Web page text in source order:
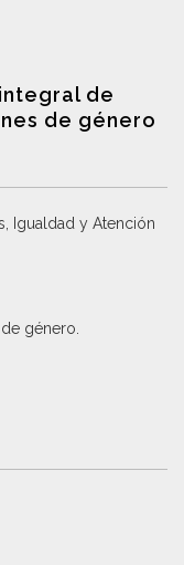
de
de género
Igualdad y Atención
género